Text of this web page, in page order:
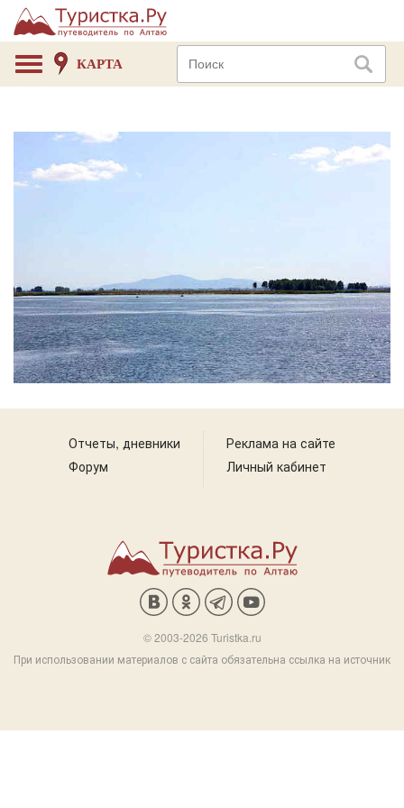
КАРТА
Отчеты, дневники
Форум
Реклама на сайте
Личный кабинет
© 2003-2026 Turistka.ru
При использовании материалов с сайта обязательна ссылка на источник